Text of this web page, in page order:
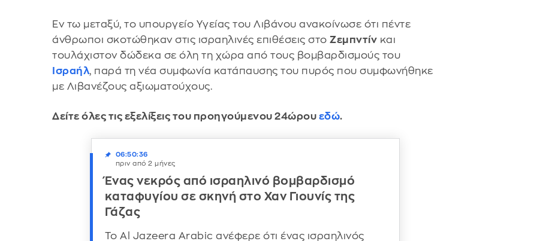
Εν τω μεταξύ, το υπουργείο Υγείας του Λιβάνου ανακοίνωσε ότι πέντε
άνθρωποι σκοτώθηκαν στις ισραηλινές επιθέσεις στοΖεμπντίν και
τουλάχιστον δώδεκα σε όλη τη χώρα από τους βομβαρδισμούς του
Ισραήλ, παρά τη νέα συμφωνία κατάπαυσης του πυρός που συμφωνήθηκε
με Λιβανέζους αξιωματούχους.
Δείτε όλες τις εξελίξεις του προηγούμενου 24ώρου εδώ.
06:50:36
πριν από 2 μήνες
Ένας νεκρός από ισραηλινό βομβαρδισμό
καταφυγίου σε σκηνή στο Χαν Γιουνίς της
Γάζας
Το Al Jazeera Arabic ανέφερε ότι ένας ισραηλινός